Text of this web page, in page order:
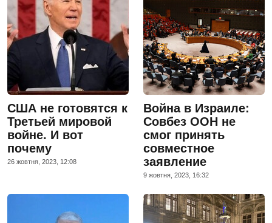
США не готовятся к
Третьей мировой
войне. И вот
почему
26 жовтня, 2023, 12:08
Война в Израиле:
Совбез ООН не
смог принять
совместное
заявление
9 жовтня, 2023, 16:32